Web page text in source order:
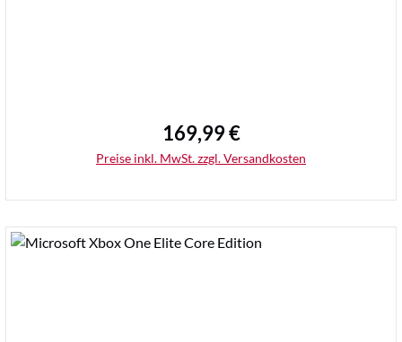
Regulärer Preis:
169,99 €
Preise inkl. MwSt. zzgl. Versandkosten